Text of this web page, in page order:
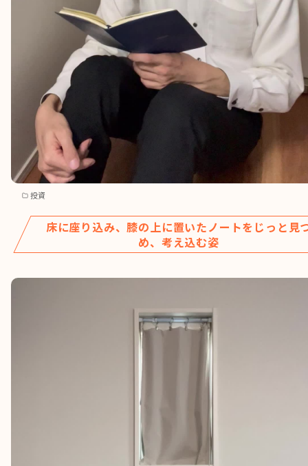
投資
床に座り込み、膝の上に置いたノートをじっと見
め、考え込む姿